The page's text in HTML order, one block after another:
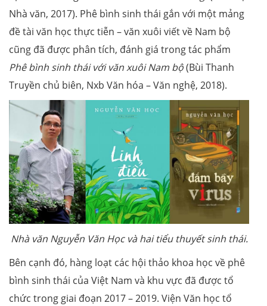
Nhà văn, 2017). Phê bình sinh thái gắn với một mảng
đề tài văn học thực tiễn – văn xuôi viết về Nam bộ
cũng đã được phân tích, đánh giá trong tác phẩm
Phê bình sinh thái với văn xuôi Nam bộ(Bùi Thanh
Truyền chủ biên, Nxb Văn hóa – Văn nghệ, 2018).
Nhà văn Nguyễn Văn Học và hai tiểu thuyết sinh thái.
Bên cạnh đó, hàng loạt các hội thảo khoa học về phê
bình sinh thái của Việt Nam và khu vực đã được tổ
chức trong giai đoạn 2017 – 2019. Viện Văn học tổ